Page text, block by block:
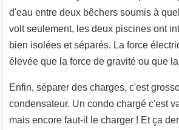
d'eau entre deux bêchers soumis à
volt seulement, les deux piscines ont
bien isolées et séparés. La force
élevée que la force de gravité ou que
Enfin, séparer des charges, c'est
condensateur. Un condo chargé c'est
mais encore faut-il le charger ! Et ça